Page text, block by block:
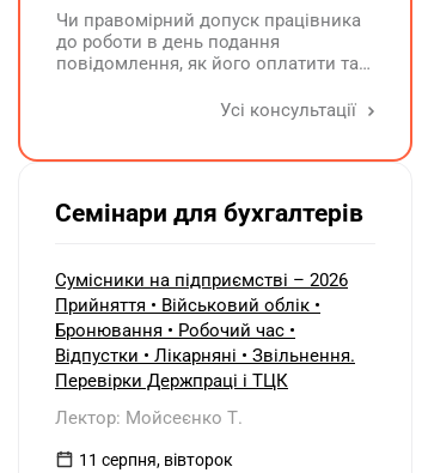
Чи правомірний допуск працівника
до роботи в день подання
повідомлення, як його оплатити та
Усі консультації
Семінари для бухгалтерів
Сумісники на підприємстві – 2026
Прийняття • Військовий облік •
Бронювання • Робочий час •
Відпустки • Лікарняні • Звільнення.
Перевірки Держпраці і ТЦК
Лектор: Мойсеєнко Т.
11 серпня, вівторок